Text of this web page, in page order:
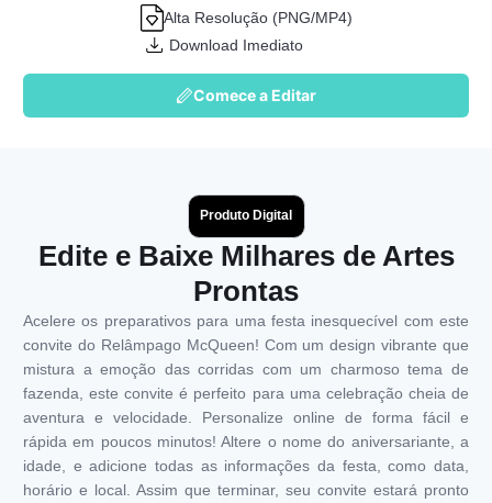
Alta Resolução (PNG/MP4)
Download Imediato
Comece a Editar
Produto Digital
Edite e Baixe Milhares de Artes
Prontas
Acelere os preparativos para uma festa inesquecível com este
convite do Relâmpago McQueen! Com um design vibrante que
mistura a emoção das corridas com um charmoso tema de
fazenda, este convite é perfeito para uma celebração cheia de
aventura e velocidade. Personalize online de forma fácil e
rápida em poucos minutos! Altere o nome do aniversariante, a
idade, e adicione todas as informações da festa, como data,
horário e local. Assim que terminar, seu convite estará pronto